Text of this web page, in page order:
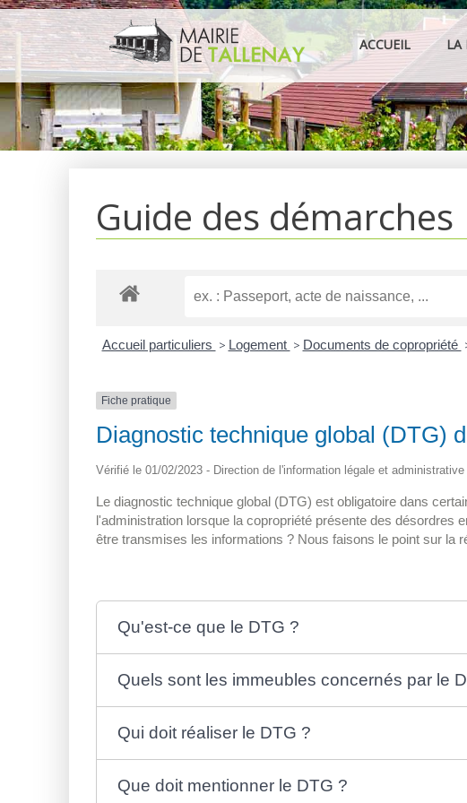
Aller
au
contenu
ACCUEIL LA
Guide des démarches
Accueil particuliers > Logement > Documents de copropriété
Fiche pratique
Diagnostic technique global (DTG)
Vérifié le 01/02/2023 - Direction de l'information légale et
Le diagnostic technique global (DTG) est obligatoire dans
l'administration lorsque la copropriété présente des désordres
être transmises les informations ? Nous faisons le point sur la
Qu'est-ce que le DTG ?
Quels sont les immeubles concernés par le
Qui doit réaliser le DTG ?
Que doit mentionner le DTG ?